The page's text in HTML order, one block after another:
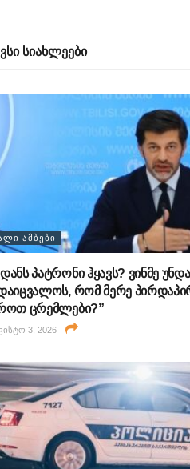
სიახლეები
ᲐᲛᲑᲔᲑᲘ
პატრონი ჰყავს? ვინმე უნდა
რომ მერე
ცრემლები?”
3, 2026